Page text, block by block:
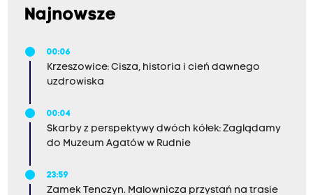
Najnowsze
00:06
Krzeszowice: Cisza, historia i cień dawnego
uzdrowiska
00:04
Skarby z perspektywy dwóch kółek: Zaglądamy
do Muzeum Agatów w Rudnie
23:59
Zamek Tenczyn. Malownicza przystań na trasie